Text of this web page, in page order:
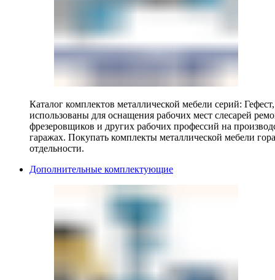
Каталог комплектов металлической мебели серий:
использованы для оснащения рабочих мест слесарей
фрезеровщиков и других рабочих профессий на
гаражах. Покупать комплекты металлической мебели
отдельности.
Дополнительные комплектующие